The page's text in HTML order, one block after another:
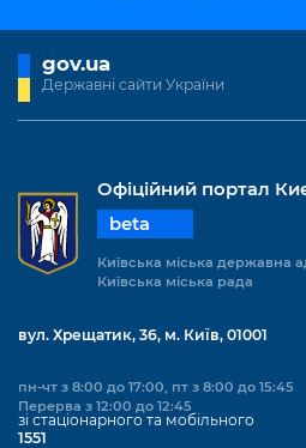
gov.ua
Державні сайти України
Офіційний портал
beta
Київська міська державна
Київська міська рада
вул. Хрещатик, 36, м. Київ, 01001
пн-чт з 8:00 до 17:00, пт з 8:00 до 15:45
Перерва з 12:00 до 12:45
зі стаціонарного та мобільного
1551